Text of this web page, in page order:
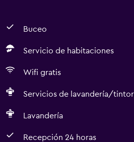
Buceo
Servicio de habitaciones
Wifi gratis
Servicios de lavandería/
Lavandería
Recepción 24 horas